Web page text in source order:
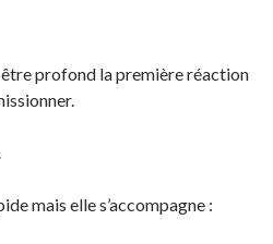
être profond la première réaction
mais elle s’accompagne :